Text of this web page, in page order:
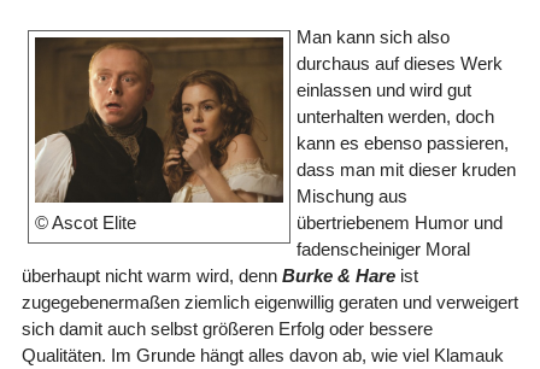
© Ascot Elite
Man kann sich also
durchaus auf dieses Werk
einlassen und wird gut
unterhalten werden, doch
kann es ebenso passieren,
dass man mit dieser kruden
Mischung aus
übertriebenem Humor und
fadenscheiniger Moral
überhaupt nicht warm wird, denn Burke & Hareist
zugegebenermaßen ziemlich eigenwillig geraten und verweigert
sich damit auch selbst größeren Erfolg oder bessere
Qualitäten. Im Grunde hängt alles davon ab, wie viel Klamauk